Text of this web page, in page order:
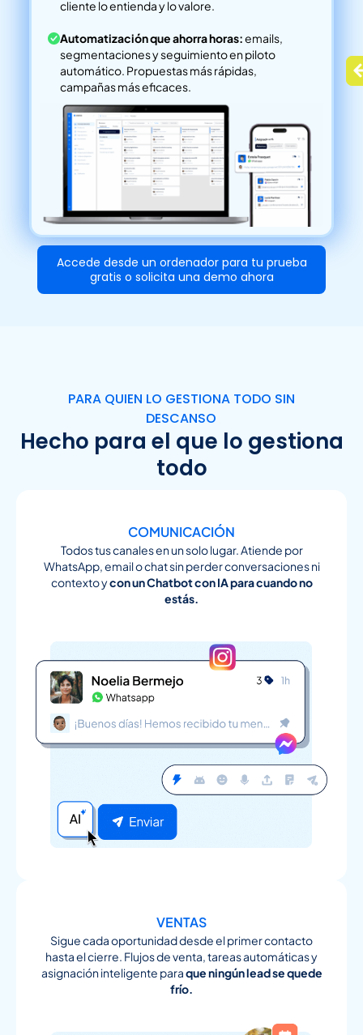
cliente lo entienda y lo valore.
Automatización que ahorra horas:emails,
segmentaciones y seguimiento en piloto
automático. Propuestas más rápidas,
campañas más eficaces.
Accede desde un ordenador para tu prueba
gratis o solicita una demo ahora
PARA QUIEN LO GESTIONA TODO SIN
DESCANSO
Hecho para el que lo gestiona
todo
COMUNICACIÓN
Todos tus canales en un solo lugar. Atiende por
WhatsApp, email o chat sin perder conversaciones ni
contexto ycon un Chatbot con IA para cuando no
estás.
VENTAS
Sigue cada oportunidad desde el primer contacto
hasta el cierre. Flujos de venta, tareas automáticas y
asignación inteligente paraque ningún lead se quede
frío.